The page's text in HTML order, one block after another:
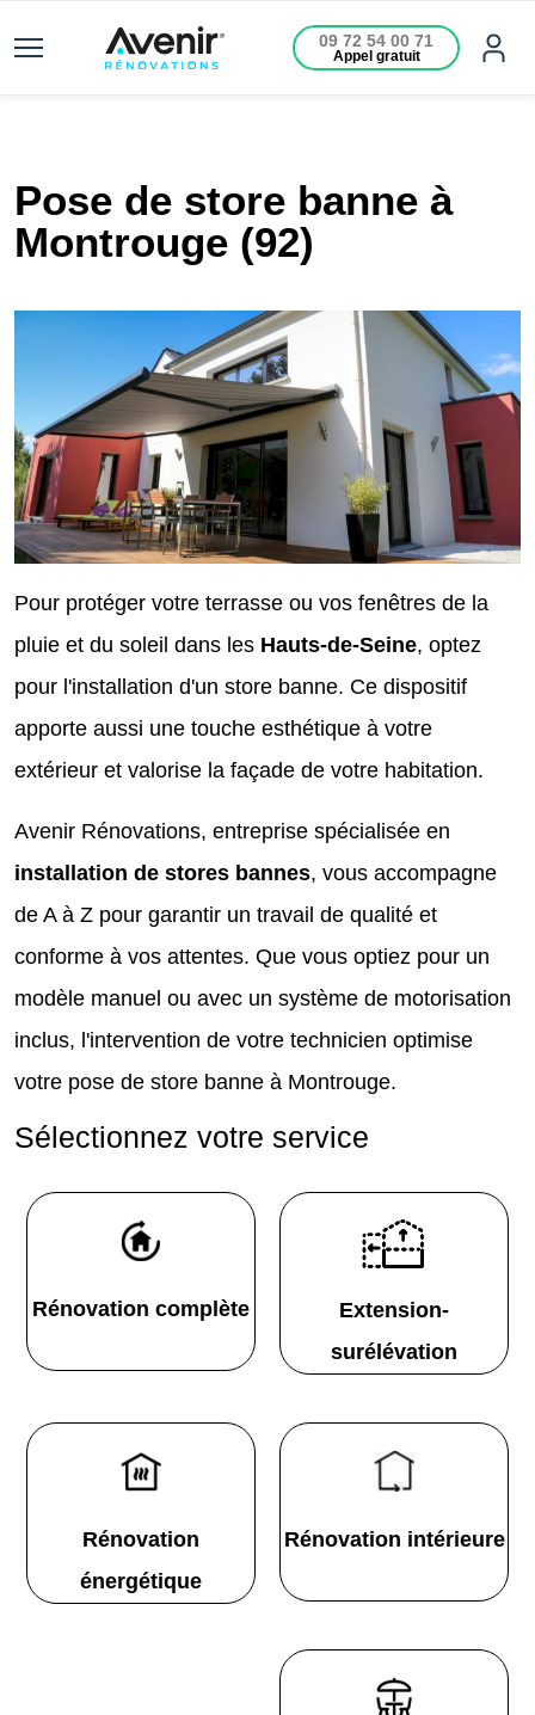
09 72 54 00 71
Appel gratuit
Pose de store banne à
Montrouge (92)
Pour protéger votre terrasse ou vos fenêtres de la
pluie et du soleil dans les Hauts-de-Seine, optez
pour l'installation d'un store banne. Ce dispositif
apporte aussi une touche esthétique à votre
extérieur et valorise la façade de votre habitation.
Avenir Rénovations, entreprise spécialisée en
installation de stores bannes, vous accompagne
de A à Z pour garantir un travail de qualité et
conforme à vos attentes. Que vous optiez pour un
modèle manuel ou avec un système de motorisation
inclus, l'intervention de votre technicien optimise
votre pose de store banne à Montrouge.
Sélectionnez votre service
Rénovation complète
Extension-
surélévation
Rénovation
énergétique
Rénovation intérieure